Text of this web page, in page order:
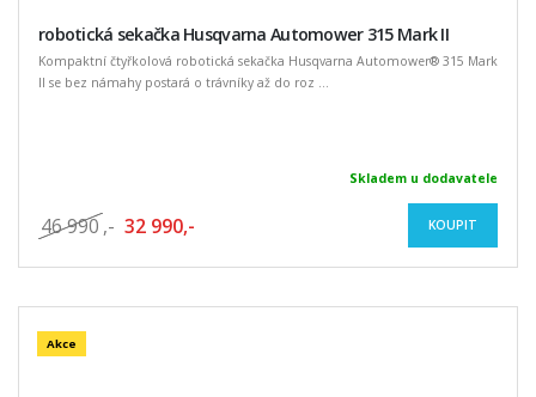
robotická sekačka Husqvarna Automower 315 Mark II
Kompaktní čtyřkolová robotická sekačka Husqvarna Automower® 315 Mark
II se bez námahy postará o trávníky až do roz ...
Skladem u dodavatele
46 990 ,- 32 990,- KOUPIT
Akce